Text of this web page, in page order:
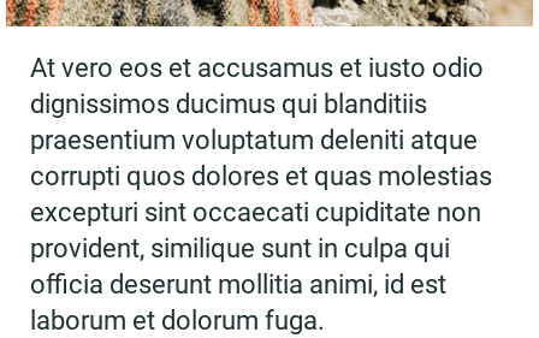
At vero eos et accusamus et iusto odio
dignissimos ducimus qui blanditiis
praesentium voluptatum deleniti atque
corrupti quos dolores et quas molestias
excepturi sint occaecati cupiditate non
provident, similique sunt in culpa qui
officia deserunt mollitia animi, id est
laborum et dolorum fuga.